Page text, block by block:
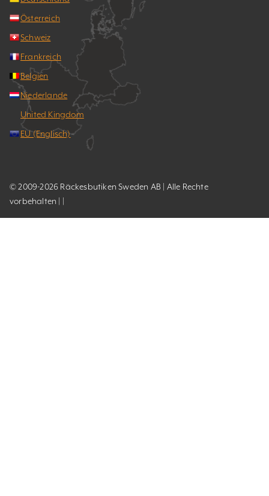
Österreich
Schweiz
Frankreich
Belgien
Niederlande
United Kingdom
EU (Englisch)
© 2009-2026 Räckesbutiken Sweden AB | Alle Rechte
vorbehalten | |